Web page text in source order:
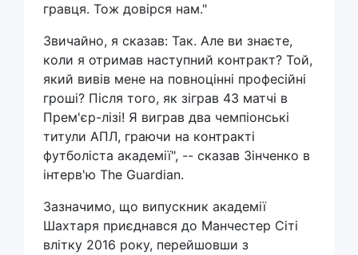
гравця. Тож довірся нам."
Звичайно, я сказав: Так. Але ви знаєте,
коли я отримав наступний контракт? Той,
який вивів мене на повноцінні професійні
гроші? Після того, як зіграв 43 матчі в
Прем'єр-лізі! Я виграв два чемпіонські
титули АПЛ, граючи на контракті
футболіста академії", -- сказав Зінченко в
інтерв'ю The Guardian.
Зазначимо, що випускник академії
Шахтаря приєднався до Манчестер Сіті
влітку 2016 року, перейшовши з